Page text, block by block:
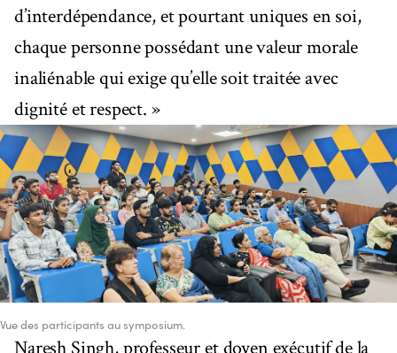
d’interdépendance, et pourtant uniques en soi,
chaque personne possédant une valeur morale
inaliénable qui exige qu’elle soit traitée avec
dignité et respect. »
Vue des participants au symposium.